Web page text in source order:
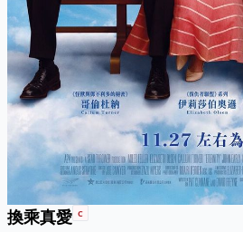
換乘真愛 C